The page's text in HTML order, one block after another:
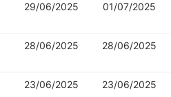
29/06/2025 01/07/2025
28/06/2025 28/06/2025
23/06/2025 23/06/2025